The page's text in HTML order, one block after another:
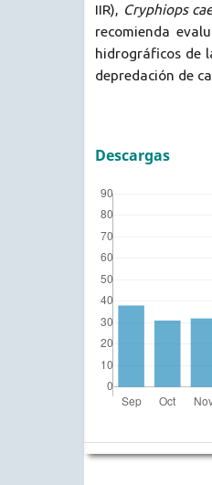
IIR), Cryphiops
recomienda
hidrográficos de
depredación de
Descargas